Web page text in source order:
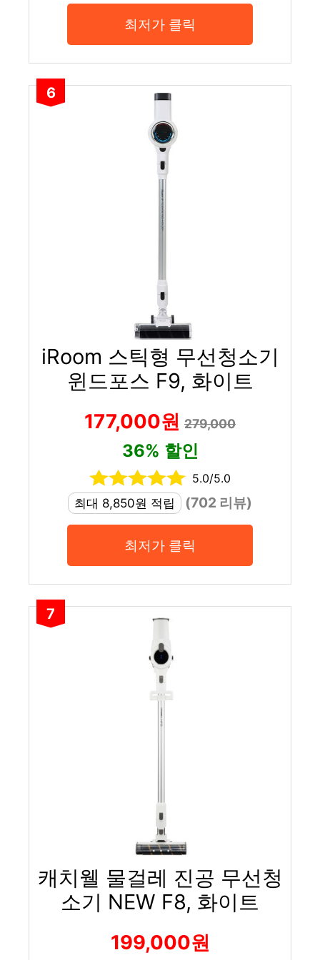
최저가 클릭
6
iRoom 스틱형 무선청소기
윈드포스 F9, 화이트
177,000원 279,000
36% 할인
5.0/5.0
최대 8,850원 적립
(702 리뷰)
최저가 클릭
7
캐치웰 물걸레 진공 무선청
소기 NEW F8, 화이트
199,000원